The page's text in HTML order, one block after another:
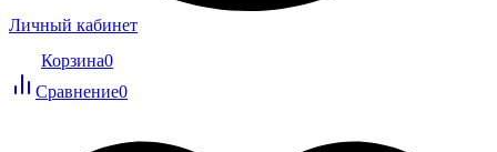
Личный кабинет
Корзина0
Сравнение0